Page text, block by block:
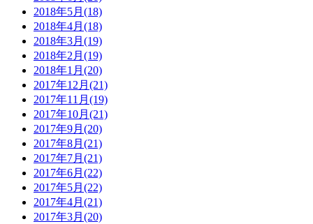
2018年5月(18)
2018年4月(18)
2018年3月(19)
2018年2月(19)
2018年1月(20)
2017年12月(21)
2017年11月(19)
2017年10月(21)
2017年9月(20)
2017年8月(21)
2017年7月(21)
2017年6月(22)
2017年5月(22)
2017年4月(21)
2017年3月(20)